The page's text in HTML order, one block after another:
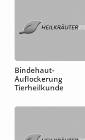
Bindehaut-
Auflockerung
Tierheilkunde